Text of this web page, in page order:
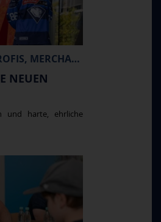
FR, 07.08.2026 // PROFIS, MERCHANDISE
NEUEN
und harte, ehrliche